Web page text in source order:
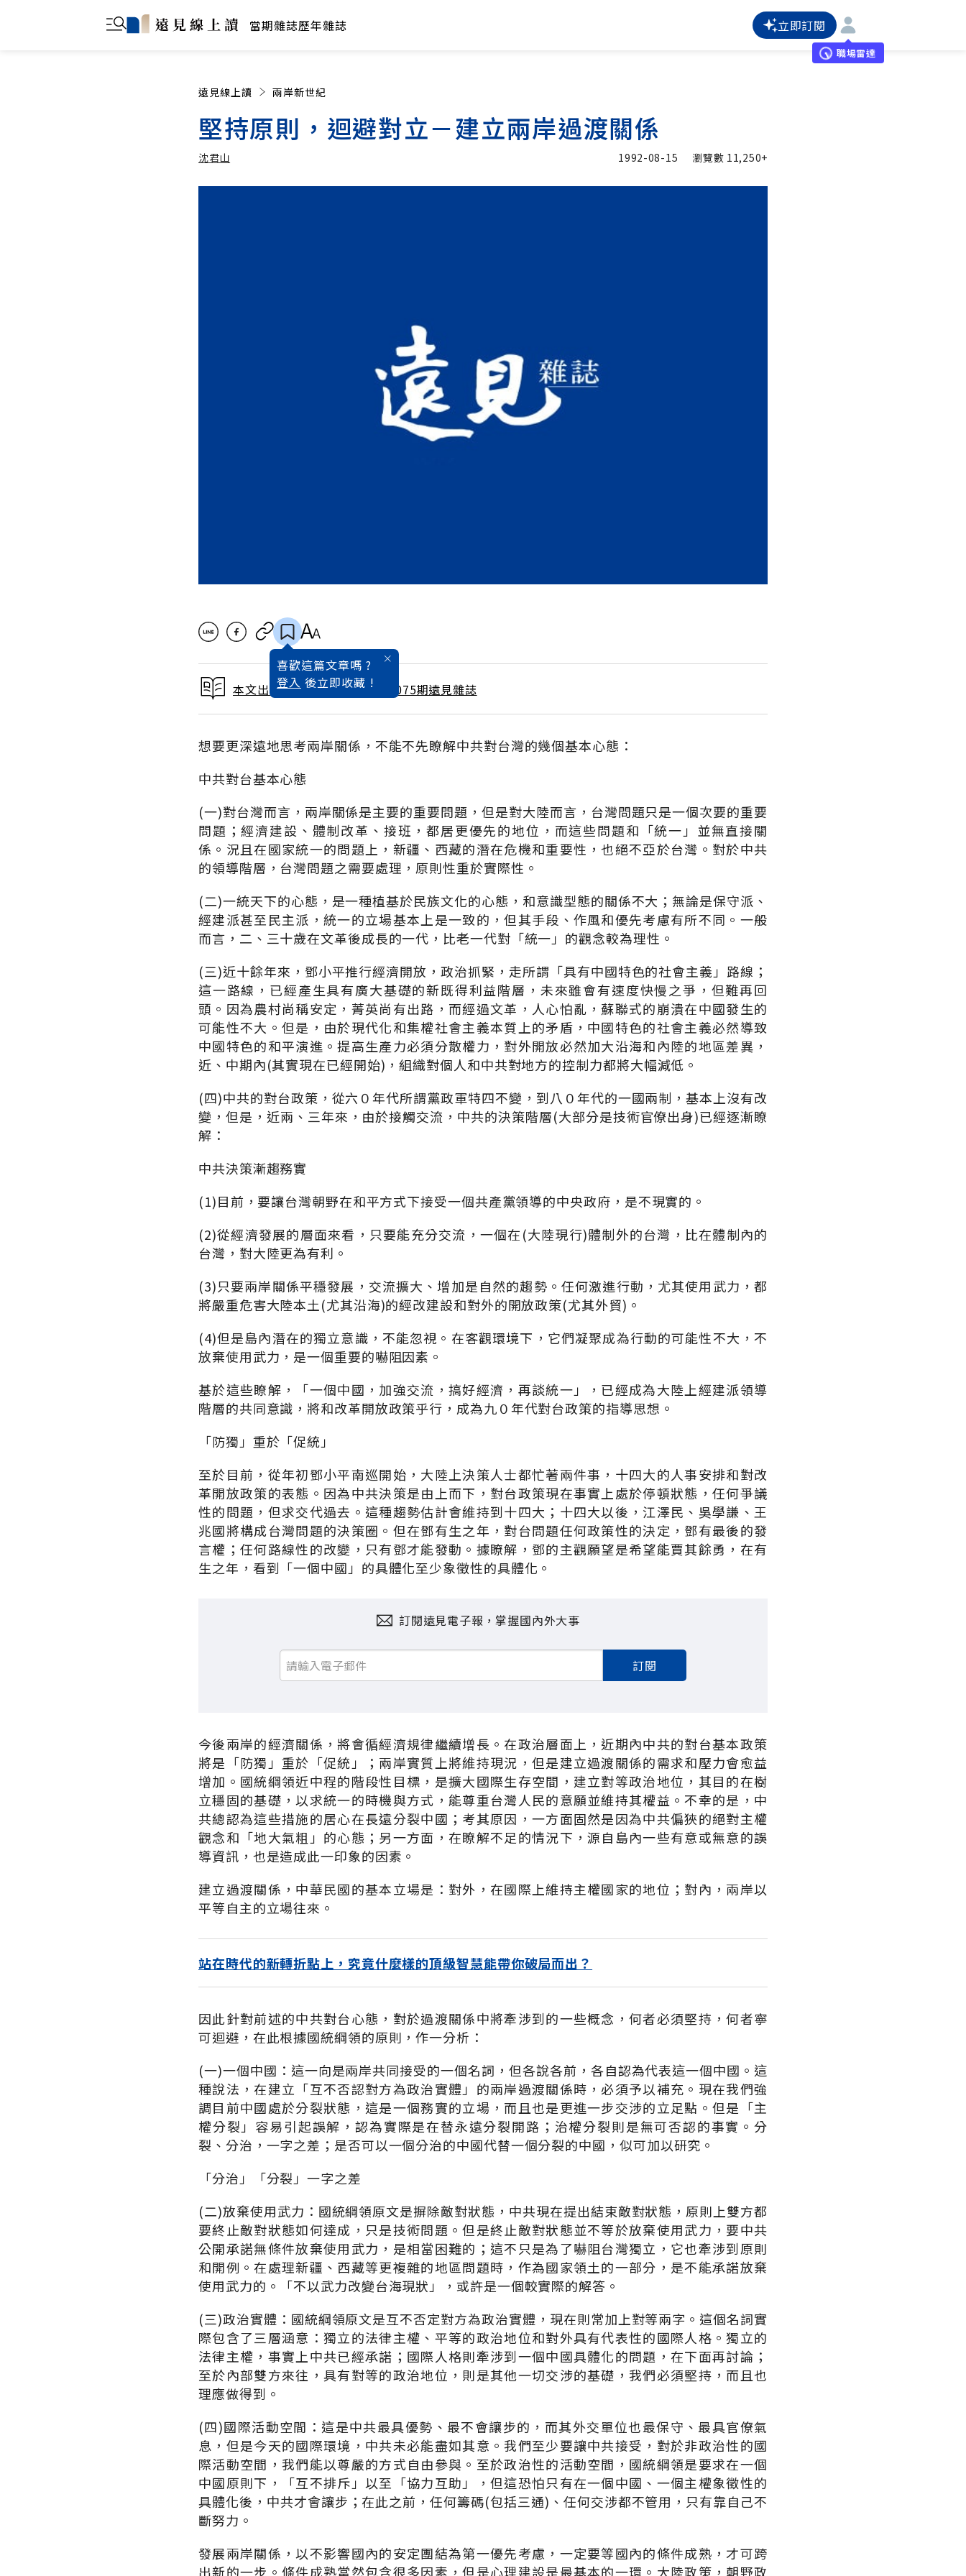
當期雜誌歷年雜誌 立即訂閱
職場雷達
遠見線上讀 兩岸新世紀
堅持原則，迴避對立－建立兩岸過渡關係
沈君山 1992-08-15 瀏覽數 11,250+
喜歡這篇文章嗎 ?
登入 後立即收藏 !
本文出自 1992 / 9月號雜誌 第075期遠見雜誌
想要更深遠地思考兩岸關係，不能不先瞭解中共對台灣的幾個基本心態：
中共對台基本心態
(一)對台灣而言，兩岸關係是主要的重要問題，但是對大陸而言，台灣問題只是一個次要的重要
問題；經濟建設、體制改革、接班，都居更優先的地位，而這些問題和「統一」並無直接關
係。況且在國家統一的問題上，新疆、西藏的潛在危機和重要性，也絕不亞於台灣。對於中共
的領導階層，台灣問題之需要處理，原則性重於實際性。
(二)一統天下的心態，是一種植基於民族文化的心態，和意識型態的關係不大；無論是保守派、
經建派甚至民主派，統一的立場基本上是一致的，但其手段、作風和優先考慮有所不同。一般
而言，二、三十歲在文革後成長的一代，比老一代對「統一」的觀念較為理性。
(三)近十餘年來，鄧小平推行經濟開放，政治抓緊，走所謂「具有中國特色的社會主義」路線；
這一路線，已經產生具有廣大基礎的新既得利益階層，未來雖會有速度快慢之爭，但難再回
頭。因為農村尚稱安定，菁英尚有出路，而經過文革，人心怕亂，蘇聯式的崩潰在中國發生的
可能性不大。但是，由於現代化和集權社會主義本質上的矛盾，中國特色的社會主義必然導致
中國特色的和平演進。提高生產力必須分散權力，對外開放必然加大沿海和內陸的地區差異，
近、中期內(其實現在已經開始)，組織對個人和中共對地方的控制力都將大幅減低。
(四)中共的對台政策，從六０年代所謂黨政軍特四不變，到八０年代的一國兩制，基本上沒有改
變，但是，近兩、三年來，由於接觸交流，中共的決策階層(大部分是技術官僚出身)已經逐漸瞭
解：
中共決策漸趨務實
(1)目前，要讓台灣朝野在和平方式下接受一個共產黨領導的中央政府，是不現實的。
(2)從經濟發展的層面來看，只要能充分交流，一個在(大陸現行)體制外的台灣，比在體制內的
台灣，對大陸更為有利。
(3)只要兩岸關係平穩發展，交流擴大、增加是自然的趨勢。任何激進行動，尤其使用武力，都
將嚴重危害大陸本土(尤其沿海)的經改建設和對外的開放政策(尤其外貿)。
(4)但是島內潛在的獨立意識，不能忽視。在客觀環境下，它們凝聚成為行動的可能性不大，不
放棄使用武力，是一個重要的嚇阻因素。
基於這些瞭解，「一個中國，加強交流，搞好經濟，再談統一」，已經成為大陸上經建派領導
階層的共同意識，將和改革開放政策乎行，成為九０年代對台政策的指導思想。
「防獨」重於「促統」
至於目前，從年初鄧小平南巡開始，大陸上決策人士都忙著兩件事，十四大的人事安排和對改
革開放政策的表態。因為中共決策是由上而下，對台政策現在事實上處於停頓狀態，任何爭議
性的問題，但求交代過去。這種趨勢估計會維持到十四大；十四大以後，江澤民、吳學謙、王
兆國將構成台灣問題的決策圈。但在鄧有生之年，對台問題任何政策性的決定，鄧有最後的發
言權；任何路線性的改變，只有鄧才能發動。據瞭解，鄧的主觀願望是希望能賈其餘勇，在有
生之年，看到「一個中國」的具體化至少象徵性的具體化。
訂閱遠見電子報，掌握國內外大事
訂閱
今後兩岸的經濟關係，將會循經濟規律繼續增長。在政治層面上，近期內中共的對台基本政策
將是「防獨」重於「促統」；兩岸實質上將維持現況，但是建立過渡關係的需求和壓力會愈益
增加。國統綱領近中程的階段性目標，是擴大國際生存空間，建立對等政治地位，其目的在樹
立穩固的基礎，以求統一的時機與方式，能尊重台灣人民的意願並維持其權益。不幸的是，中
共總認為這些措施的居心在長遠分裂中國；考其原因，一方面固然是因為中共偏狹的絕對主權
觀念和「地大氣粗」的心態；另一方面，在瞭解不足的情況下，源自島內一些有意或無意的誤
導資訊，也是造成此一印象的因素。
建立過渡關係，中華民國的基本立場是：對外，在國際上維持主權國家的地位；對內，兩岸以
平等自主的立場往來。
站在時代的新轉折點上，究竟什麼樣的頂級智慧能帶你破局而出？
因此針對前述的中共對台心態，對於過渡關係中將牽涉到的一些概念，何者必須堅持，何者寧
可迴避，在此根據國統綱領的原則，作一分析：
(一)一個中國：這一向是兩岸共同接受的一個名詞，但各說各前，各自認為代表這一個中國。這
種說法，在建立「互不否認對方為政治實體」的兩岸過渡關係時，必須予以補充。現在我們強
調目前中國處於分裂狀態，這是一個務實的立場，而且也是更進一步交涉的立足點。但是「主
權分裂」容易引起誤解，認為實際是在替永遠分裂開路；治權分裂則是無可否認的事實。分
裂、分治，一字之差；是否可以一個分治的中國代替一個分裂的中國，似可加以研究。
「分治」「分裂」一字之差
(二)放棄使用武力：國統綱領原文是摒除敵對狀態，中共現在提出結束敵對狀態，原則上雙方都
要終止敵對狀態如何達成，只是技術問題。但是終止敵對狀態並不等於放棄使用武力，要中共
公開承諾無條件放棄使用武力，是相當困難的；這不只是為了嚇阻台灣獨立，它也牽涉到原則
和開例。在處理新疆、西藏等更複雜的地區問題時，作為國家領土的一部分，是不能承諾放棄
使用武力的。「不以武力改變台海現狀」，或許是一個較實際的解答。
(三)政治實體：國統綱領原文是互不否定對方為政治實體，現在則常加上對等兩字。這個名詞實
際包含了三層涵意：獨立的法律主權、平等的政治地位和對外具有代表性的國際人格。獨立的
法律主權，事實上中共已經承諾；國際人格則牽涉到一個中國具體化的問題，在下面再討論；
至於內部雙方來往，具有對等的政治地位，則是其他一切交涉的基礎，我們必須堅持，而且也
理應做得到。
(四)國際活動空間：這是中共最具優勢、最不會讓步的，而其外交單位也最保守、最具官僚氣
息，但是今天的國際環境，中共未必能盡如其意。我們至少要讓中共接受，對於非政治性的國
際活動空間，我們能以尊嚴的方式自由參與。至於政治性的活動空間，國統綱領是要求在一個
中國原則下，「互不排斥」以至「協力互助」，但這恐怕只有在一個中國、一個主權象徵性的
具體化後，中共才會讓步；在此之前，任何籌碼(包括三通)、任何交涉都不管用，只有靠自己不
斷努力。
發展兩岸關係，以不影響國內的安定團結為第一優先考慮，一定要等國內的條件成熟，才可跨
出新的一步。條件成熟當然包含很多因素，但是心理建設是最基本的一環。大陸政策，朝野政